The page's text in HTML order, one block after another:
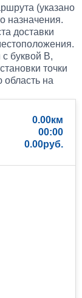
(указано
назначения.
доставки
буквой B,
точки
на
0.00
00:00
0.00